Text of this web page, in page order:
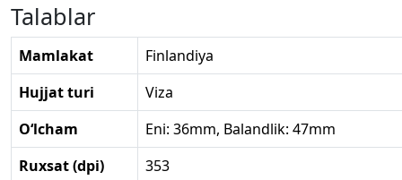
Talablar
Mamlakat
Finlandiya
Hujjat turi
Viza
O‘lcham
Eni: 36mm, Balandlik: 47mm
Ruxsat (dpi)
353